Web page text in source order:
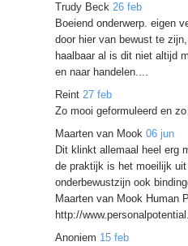
Trudy Beck 26 feb
Boeiend onderwerp. eigen
door hier van bewust te
haalbaar al is dit niet altijd
en naar handelen....
Reint 27 feb
Zo mooi geformuleerd en
Maarten van Mook 06 jun
Dit klinkt allemaal heel erg
de praktijk is het moeilijk
onderbewustzijn ook
Maarten van Mook Human
http://
Anoniem 15 feb